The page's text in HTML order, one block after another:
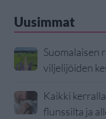
Uusimmat
Suomalaisen
viljelijöiden
Kaikki
flunssilta ja